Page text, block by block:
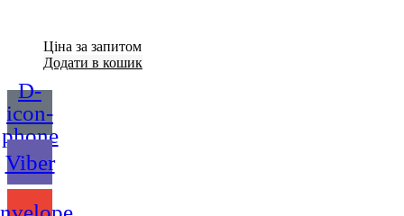
Ціна за запитом
Додати в кошик
D-
icon-
phone
Viber